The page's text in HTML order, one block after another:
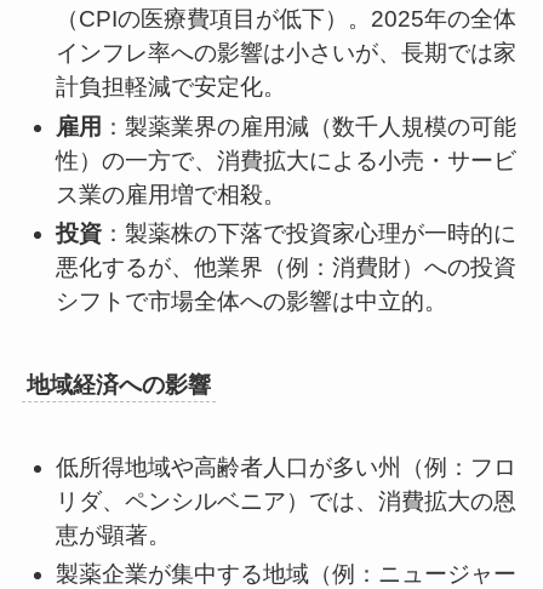
（CPIの医療費項目が低下）。2025年の全体
インフレ率への影響は小さいが、長期では家
計負担軽減で安定化。
雇用 ：製薬業界の雇用減（数千人規模の可能
性）の一方で、消費拡大による小売・サービ
ス業の雇用増で相殺。
投資 ：製薬株の下落で投資家心理が一時的に
悪化するが、他業界（例：消費財）への投資
シフトで市場全体への影響は中立的。
地域経済への影響
低所得地域や高齢者人口が多い州（例：フロ
リダ、ペンシルベニア）では、消費拡大の恩
恵が顕著。
製薬企業が集中する地域（例：ニュージャー